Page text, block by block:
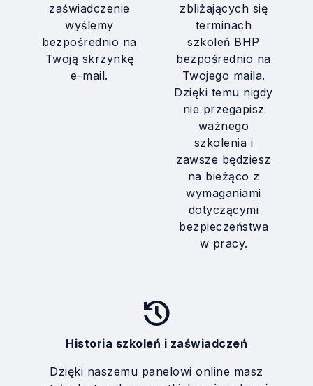
zaświadczenie
wyślemy
bezpośrednio na
Twoją skrzynkę
e-mail.
zbliżających się
terminach
szkoleń BHP
bezpośrednio na
Twojego maila.
Dzięki temu nigdy
nie przegapisz
ważnego
szkolenia i
zawsze będziesz
na bieżąco z
wymaganiami
dotyczącymi
bezpieczeństwa
w pracy.
history
Historia szkoleń i zaświadczeń
Dzięki naszemu panelowi online masz